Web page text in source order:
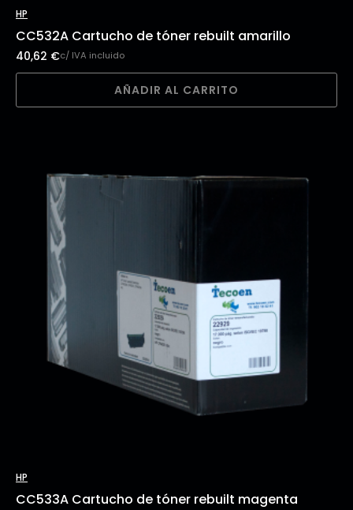
HP
CC532A Cartucho de tóner rebuilt amarillo
40,62 €c/ IVA incluido
AÑADIR AL CARRITO
HP
CC533A Cartucho de tóner rebuilt magenta